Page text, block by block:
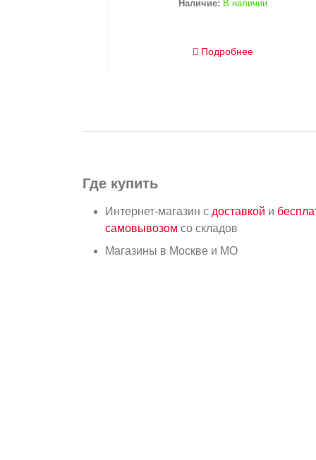
Где купить
Интернет-магазин с доставкой и
самовывозом со складов
Магазины в Москве и МО